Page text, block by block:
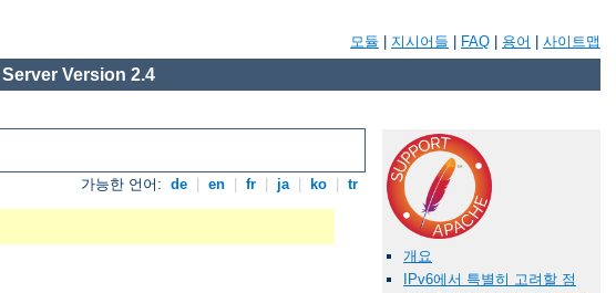
모듈 지시어들 FAQ 용어 사이트맵
Version 2.4
가능한 언어: de en fr ja ko tr
개요
IPv6에서 특별히 고려할 점